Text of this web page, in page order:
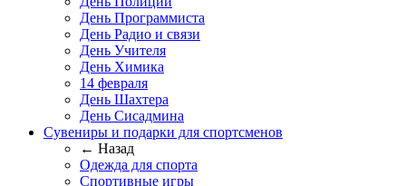
День Программиста
День Радио и связи
День Учителя
День Химика
14 февраля
День Шахтера
День Сисадмина
Сувениры и подарки для спортсменов
← Назад
Одежда для спорта
Спортивные игры